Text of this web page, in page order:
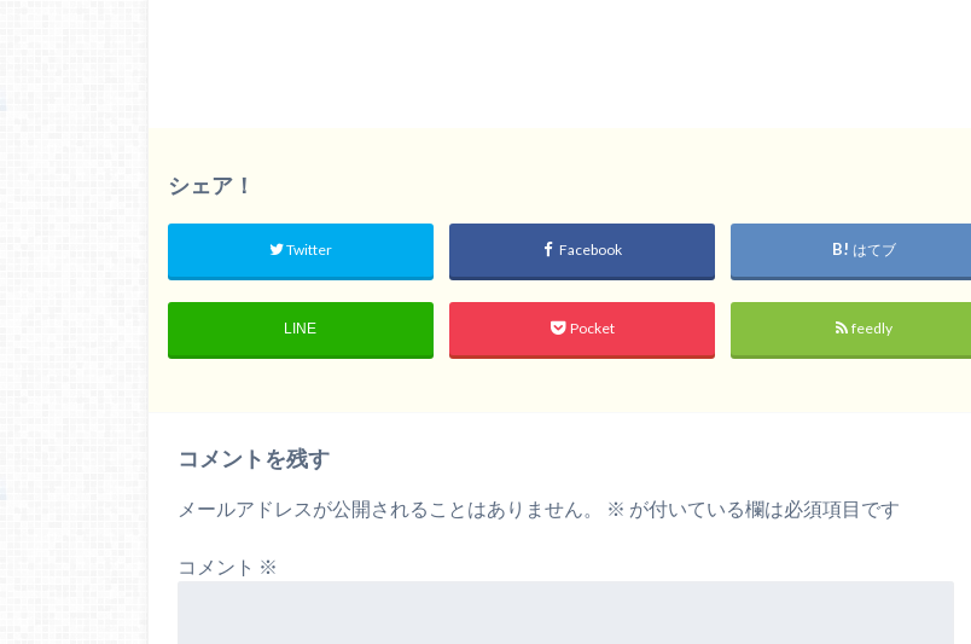
シェア！
Twitter Facebook はてブ
LINE Pocket feedly
コメントを残す
メールアドレスが公開されることはありません。 ※ が付いている欄は必須項目です
コメント ※